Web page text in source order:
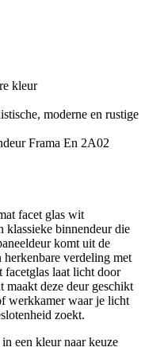
kleur
moderne en rustige
Frama En 2A02
facet glas wit
klassieke binnendeur die
komt uit de
herkenbare verdeling met
facetglas laat licht door
deze deur geschikt
werkkamer waar je licht
zoekt.
een kleur naar keuze